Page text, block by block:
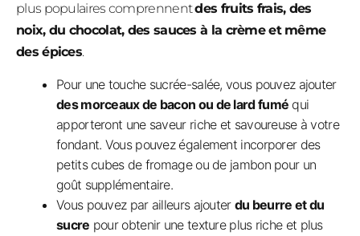
plus populaires comprennentdes fruits frais, des
noix, du chocolat, des sauces à la crème et même
des épices.
Pour une touche sucrée-salée, vous pouvez ajouter
des morceaux de bacon ou de lard fumé qui
apporteront une saveur riche et savoureuse à votre
fondant. Vous pouvez également incorporer des
petits cubes de fromage ou de jambon pour un
goût supplémentaire.
Vous pouvez par ailleurs ajouter du beurre et du
sucre pour obtenir une texture plus riche et plus